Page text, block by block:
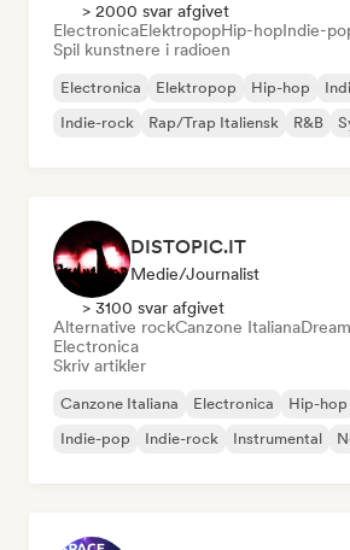
> 2000 svar afgivet
ElectronicaElektropopHip-hopIndie-
Spil kunstnere i radioen
Electronica Elektropop Hip-hop
Indie-rock
Rap/Trap Italiensk R&B
DISTOPIC.IT
Medie/journalist
> 3100 svar afgivet
Alternative rockCanzone Italiana
Electronica
Skriv artikler
Canzone Italiana Electronica Hip-hop
Indie-pop
Indie-rock Instrumental